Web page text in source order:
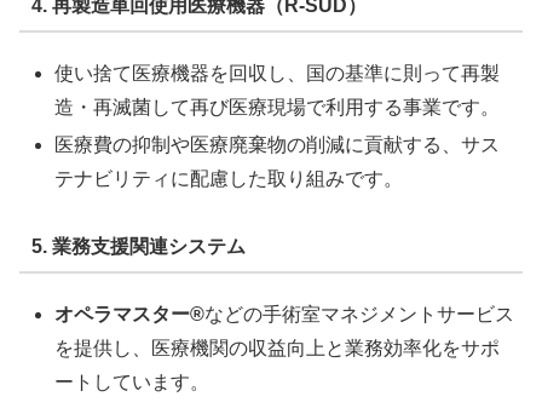
4. 再製造単回使用医療機器（R-SUD）
使い捨て医療機器を回収し、国の基準に則って再製
造・再滅菌して再び医療現場で利用する事業です。
医療費の抑制や医療廃棄物の削減に貢献する、サス
テナビリティに配慮した取り組みです。
5. 業務支援関連システム
オペラマスター®などの手術室マネジメントサービス
を提供し、医療機関の収益向上と業務効率化をサポ
ートしています。